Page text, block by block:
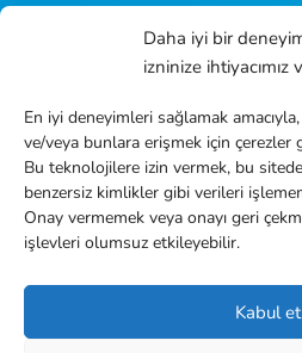
Daha iyi bir
izninize ihtiyacımız
En iyi deneyimleri sağlamak
ve/veya bunlara erişmek için
Bu teknolojilere izin vermek, bu
benzersiz kimlikler gibi verileri
Onay vermemek veya onayı geri
işlevleri olumsuz etkileyebilir.
Kabul et
Blog İçerikleri
Sıkça Sorulan Sorular
İletişim